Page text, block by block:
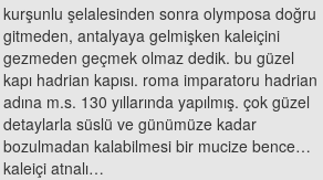
kurşunlu şelalesinden sonra olymposa doğru
gitmeden, antalyaya gelmişken kaleiçini
gezmeden geçmek olmaz dedik. bu güzel
kapı hadrian kapısı. roma imparatoru hadrian
adına m.s. 130 yıllarında yapılmış. çok güzel
detaylarla süslü ve günümüze kadar
bozulmadan kalabilmesi bir mucize bence…
kaleiçi atnalı…